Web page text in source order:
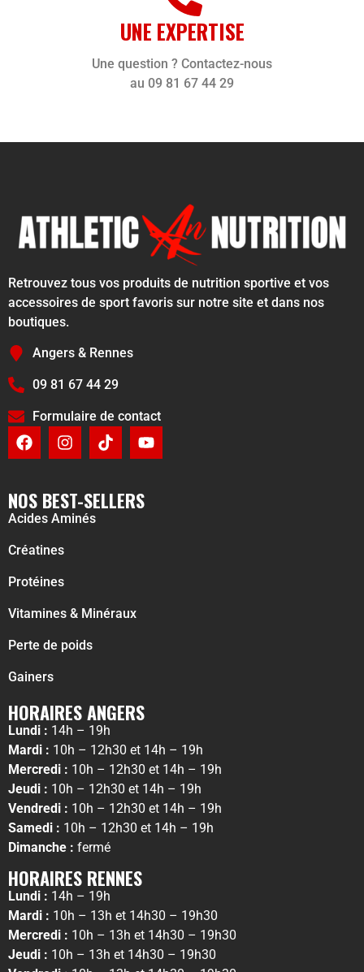
UNE EXPERTISE
Une question ? Contactez-nous
au 09 81 67 44 29
Retrouvez tous vos produits de nutrition sportive et vos
accessoires de sport favoris sur notre site et dans nos
boutiques.
Angers & Rennes
09 81 67 44 29
Formulaire de contact
NOS BEST-SELLERS
Acides Aminés
Créatines
Protéines
Vitamines & Minéraux
Perte de poids
Gainers
HORAIRES ANGERS
Lundi : 14h – 19h
Mardi : 10h – 12h30 et 14h – 19h
Mercredi : 10h – 12h30 et 14h – 19h
Jeudi : 10h – 12h30 et 14h – 19h
Vendredi : 10h – 12h30 et 14h – 19h
Samedi : 10h – 12h30 et 14h – 19h
Dimanche : fermé
HORAIRES RENNES
Lundi : 14h – 19h
Mardi : 10h – 13h et 14h30 – 19h30
Mercredi : 10h – 13h et 14h30 – 19h30
Jeudi : 10h – 13h et 14h30 – 19h30